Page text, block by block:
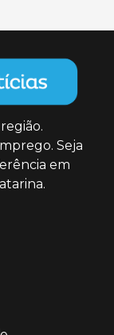
Seja
em